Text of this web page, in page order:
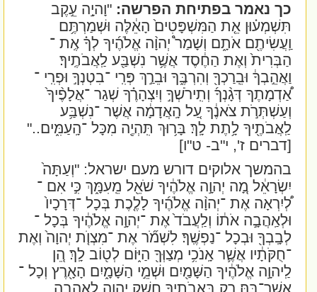
כך נאמר בפתיחת הפרשה: "וָהיָ֣ה עֵ֣קֶב
תִּשְׁמְע֗וּן אֵ֤ת הַמִּשְׁפָּטִים֙ הָאֵ֔לֶּה וּשְׁמַרְתֶּ֥ם
וַֽעֲשִׂיתֶ֖ם אֹתָ֑ם וְשָׁמַר֩ יְהוָ֨ה אֱלֹהֶ֜יךָ לְךָ֗ אֶֽת ־
הַבְּרִית֙ וְאֶת הַחֶ֔סֶד אֲשֶׁ֥ר נִשְׁבַּ֖ע לַֽאֲבֹתֶֽיךָ׃
וַאֲהֵ֣בְךָ֔ וּבֵֽרַכְךָ֖ וְהִרְבֶּ֑ךָ וּבֵרַ֣ךְ פְּרִֽי ־בִטְנְךָ֣ וּפְרִֽי ־
אַ֠דְמָתֶךָ דְּגָ֨נְךָ֜ וְתִֽירֹשְׁךָ֣ וְיִצְהָרֶ֗ךָ שְׁגַר ־אֲלָפֶ֨יךָ֙
וְעַשְׁתְּרֹ֣ת צֹאנֶ֔ךָ עַ֚ל הָֽאֲדָמָ֔ה אֲשֶׁר ־נִשְׁבַּ֥ע
לַֽאֲבֹתֶ֖יךָ לָ֥תֶת לָֽךְ׃ בָּר֥וּךְ תִּֽהְיֶ֖ה מִכָּל ־הָֽעַמִּ֑ים.."
[דברים ז', י"ב- ט"ו]
בהמשך אלוקים דורש מעם ישראל:"וְעַתָּה֙
יִשְׂרָאֵ֔ל מָ֚ה יְהוָ֣ה אֱלֹהֶ֔יךָ שֹׁאֵ֖ל מֵֽעִמָּ֑ךְ כִּ֣י אִם ־
לְ֠יִרְאָה אֶת ־יְהוָ֨ה אֱלֹהֶ֜יךָ לָלֶ֤כֶת בְּכָל ־דְּרָכָיו֙
וּלְאַֽהֲבָ֣ה אֹת֔וֹ וְלַֽעֲבֹד֙ אֶת ־יְהוָ֣ה אֱלֹהֶ֔יךָ בְּכָל ־
לְבָֽבְךָ֖ וּבְכָל ־נַפְשֶֽׁךָ׃ לִשְׁמֹ֞ר אֶת ־מִצְוֺ֤ת יְהוָה֙ וְאֶת
־חֻקֹּתָ֔יו אֲשֶׁ֛ר אָֽנֹכִ֥י מְצַוְּךָ֖ הַיּ֑וֹם לְט֖וֹב לָֽךְ׃ הֵ֚ן
לַֽיהוָ֣ה אֱלֹהֶ֔יךָ הַשָּׁמַ֖יִם וּשְׁמֵ֣י הַשָּׁמָ֑יִם הָאָ֖רֶץ וְכָל ־
אֲשֶׁר־בָּֽהּ׃ רַ֧ק בַּֽאֲבֹתֶ֛יךָ חָשַׁ֥ק יְהוָ֖ה לְאַֽהֲבָ֣ה